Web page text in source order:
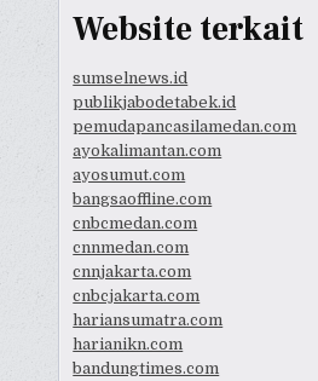
Website terkait
sumselnews.id
publikjabodetabek.id
pemudapancasilamedan.com
ayokalimantan.com
ayosumut.com
bangsaoffline.com
cnbcmedan.com
cnnmedan.com
cnnjakarta.com
cnbcjakarta.com
hariansumatra.com
harianikn.com
bandungtimes.com